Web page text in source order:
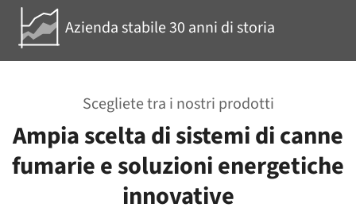
Azienda stabile 30 anni di storia
Scegliete tra i nostri prodotti
Ampia scelta di sistemi di canne
fumarie e soluzioni energetiche
innovative